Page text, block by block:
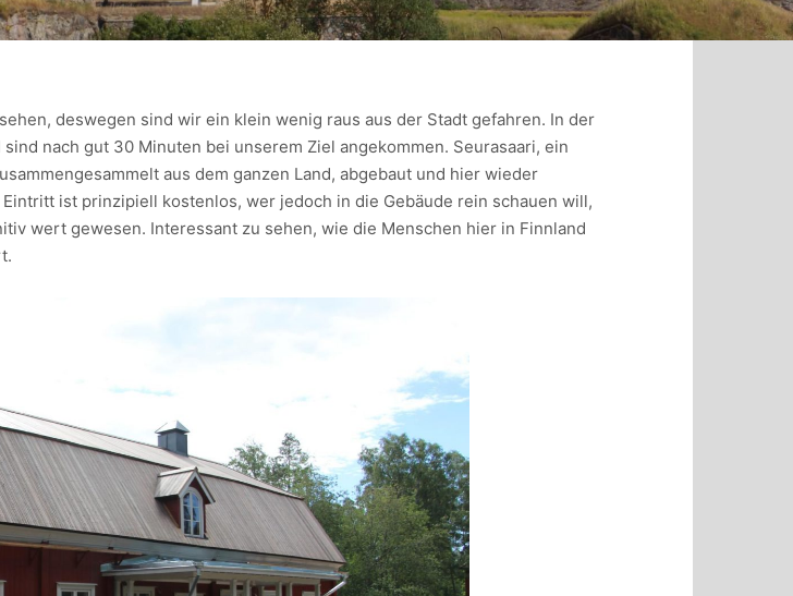
deswegen sind wir ein klein wenig raus aus der Stadt gefahren. In der
nach gut 30 Minuten bei unserem Ziel angekommen. Seurasaari, ein
aus dem ganzen Land, abgebaut und hier wieder
ist prinzipiell kostenlos, wer jedoch in die Gebäude rein schauen will,
wert gewesen. Interessant zu sehen, wie die Menschen hier in Finnland